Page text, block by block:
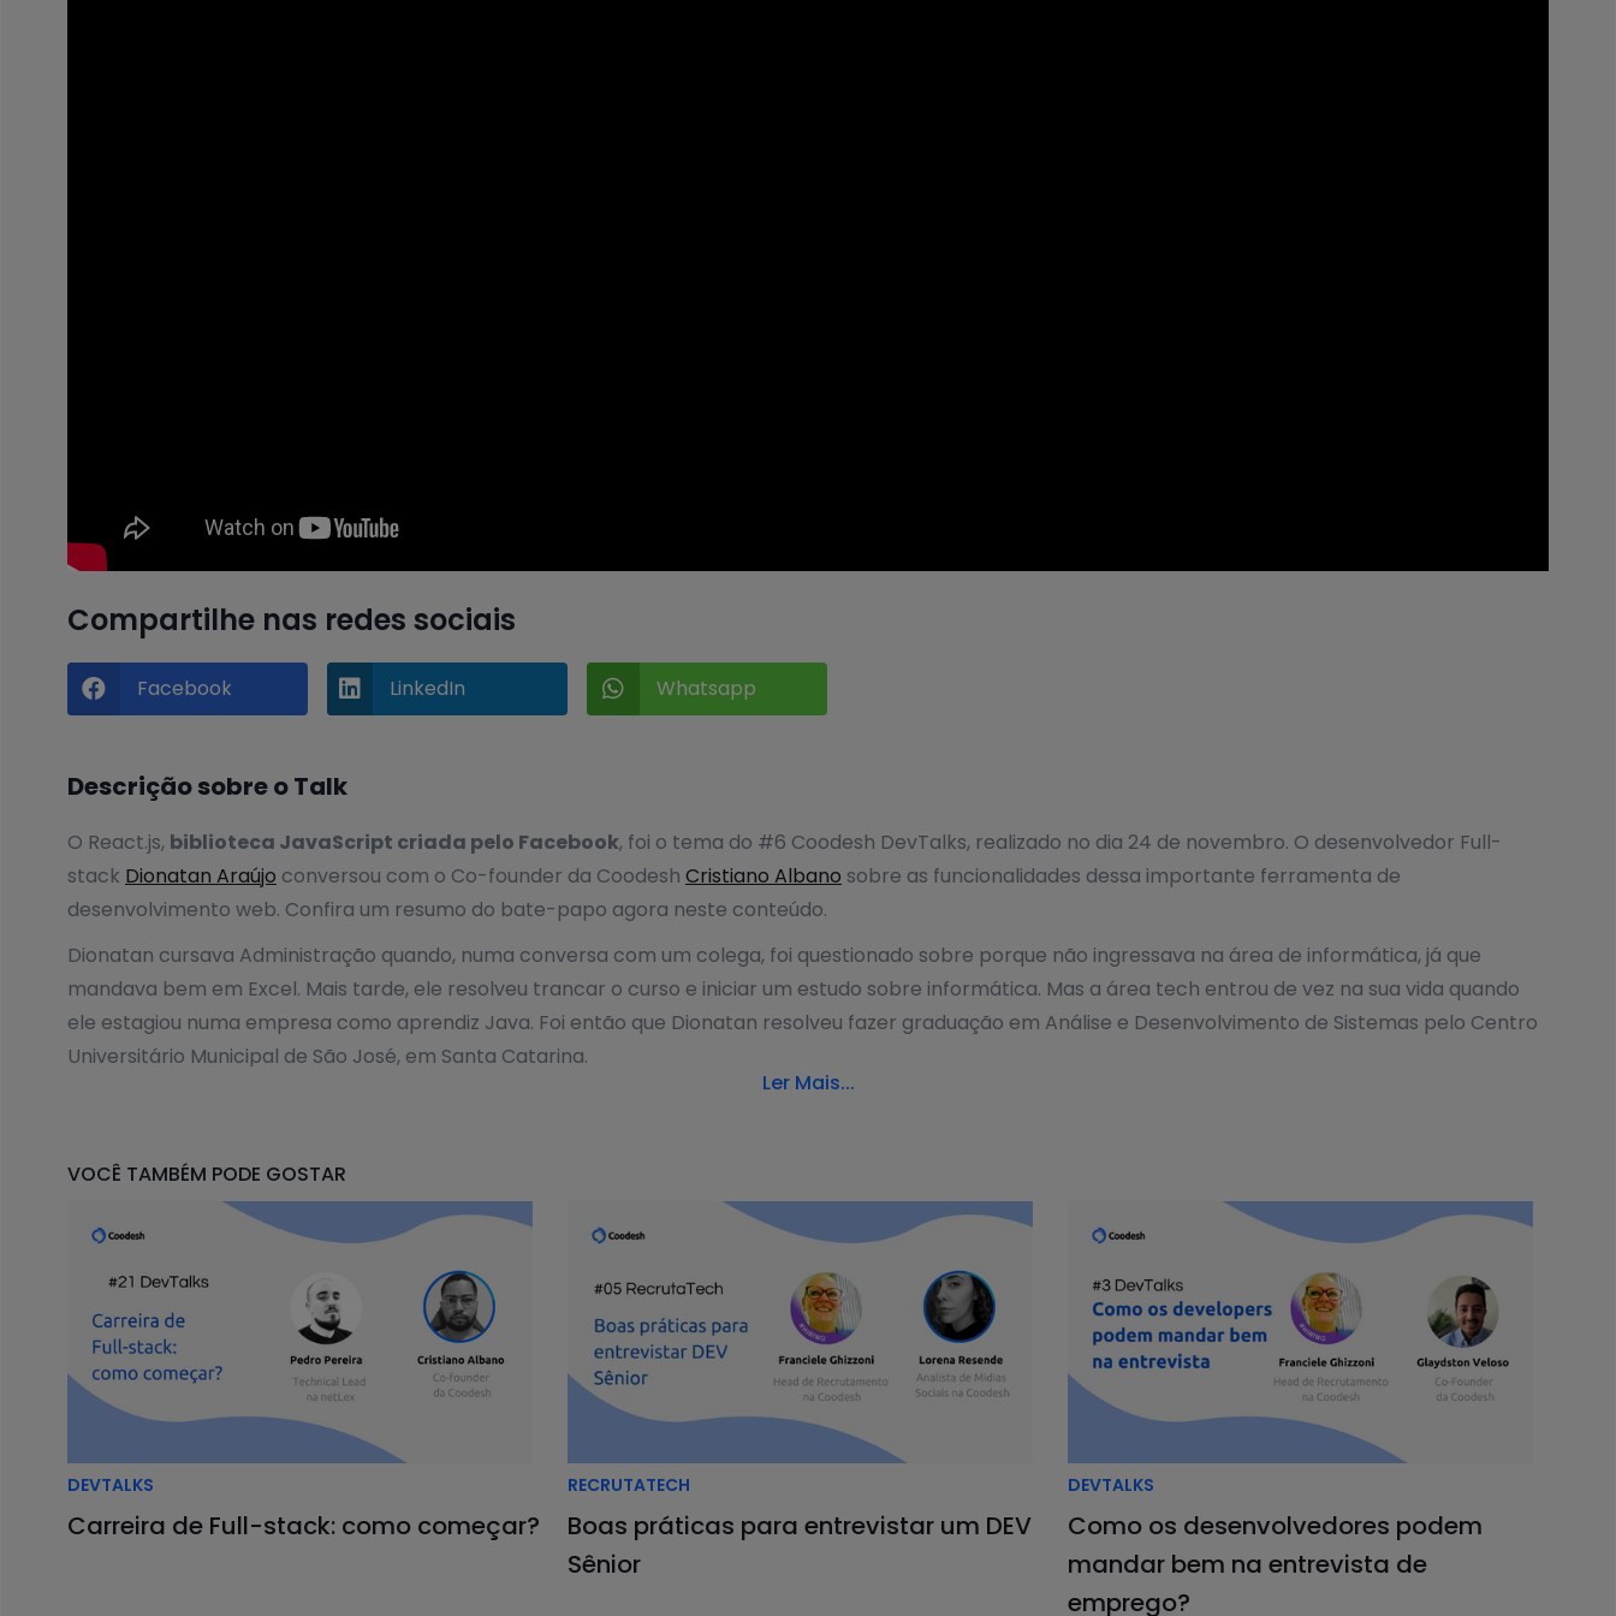
Compartilhe nas redes sociais
 Facebook  LinkedIn  Whatsapp
Descrição sobre o Talk
O React.js, biblioteca JavaScript criada pelo Facebook, foi o tema do #6 Coodesh DevTalks, realizado no dia 24 de novembro. O desenvolvedor Full-
stack Dionatan Araújo conversou com o Co-founder da Coodesh Cristiano Albano sobre as funcionalidades dessa importante ferramenta de
desenvolvimento web. Confira um resumo do bate-papo agora neste conteúdo.
Dionatan cursava Administração quando, numa conversa com um colega, foi questionado sobre porque não ingressava na área de informática, já que
mandava bem em Excel. Mais tarde, ele resolveu trancar o curso e iniciar um estudo sobre informática. Mas a área tech entrou de vez na sua vida quando
ele estagiou numa empresa como aprendiz Java. Foi então que Dionatan resolveu fazer graduação em Análise e Desenvolvimento de Sistemas pelo Centro
Universitário Municipal de São José, em Santa Catarina.
O que é React.js?
O React é uma biblioteca JavaScript criada pela equipe do Facebook e lançada em maio de 2013. Os desenvolvedores tinham dificuldades para sincronizar
as diferentes atualizações que ocorriam simultaneamente na tela do usuário.
Hoje o recurso é mantido pelo Facebook, Instagram, outras empresas e muitos desenvolvedores individuais em uma comunidade bastante forte.
Dionatan lembra que
o React.js é usado por grandes companhias, como Netflix, Imgur, Feedly, Airbnb, SeatGeek, HelloSign, Walmart,
entre outros.
Ele ressalta que a ferramenta não é um framework, mas sim uma biblioteca JavaScript. “Por isso,ele foi criado com a função de resolver a
complexidade de atualizar a tela do usuário
. É diferente de um framework, como o Angular.js e o Vue.js”, comenta.
Mas, afinal,por que o React.js se tornou tão popular entre as pessoas desenvolvedoras? Dionatan elencou alguns motivos. Veja a seguir.
core reativo para atualizar componentes de tela de forma mais simplificada;
Ler Mais...
VOCÊ TAMBÉM PODE GOSTAR
DEVTALKS
Carreira de Full-stack: como começar?
RECRUTATECH
Boas práticas para entrevistar um DEV
Sênior
DEVTALKS
Como os desenvolvedores podem
mandar bem na entrevista de
emprego?